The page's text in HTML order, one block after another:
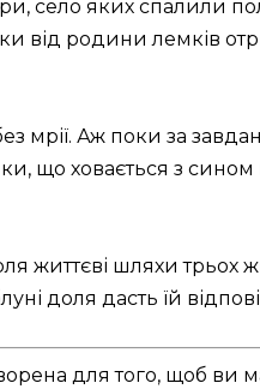
село яких спалили
від родини лемків
мрії. Аж поки за
що ховається з сином
життєві шляхи трьох
доля дасть їй
для того, щоб ви